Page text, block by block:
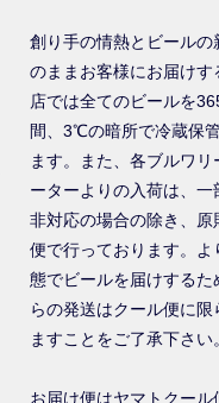
創り手の情熱とビールの
のままお客様にお届けす
店では全てのビールを
間、3℃の暗所で冷蔵保
ます。また、各ブルワリ
ーターよりの入荷は、一
非対応の場合の除き、原
便で行っております。よ
態でビールを届けするた
らの発送はクール便に限
ますことをご了承下さい。
お届け便はヤマトクール